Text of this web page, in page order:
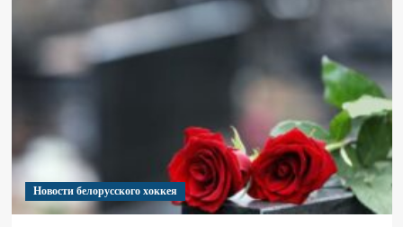
Новости белорусского хоккея